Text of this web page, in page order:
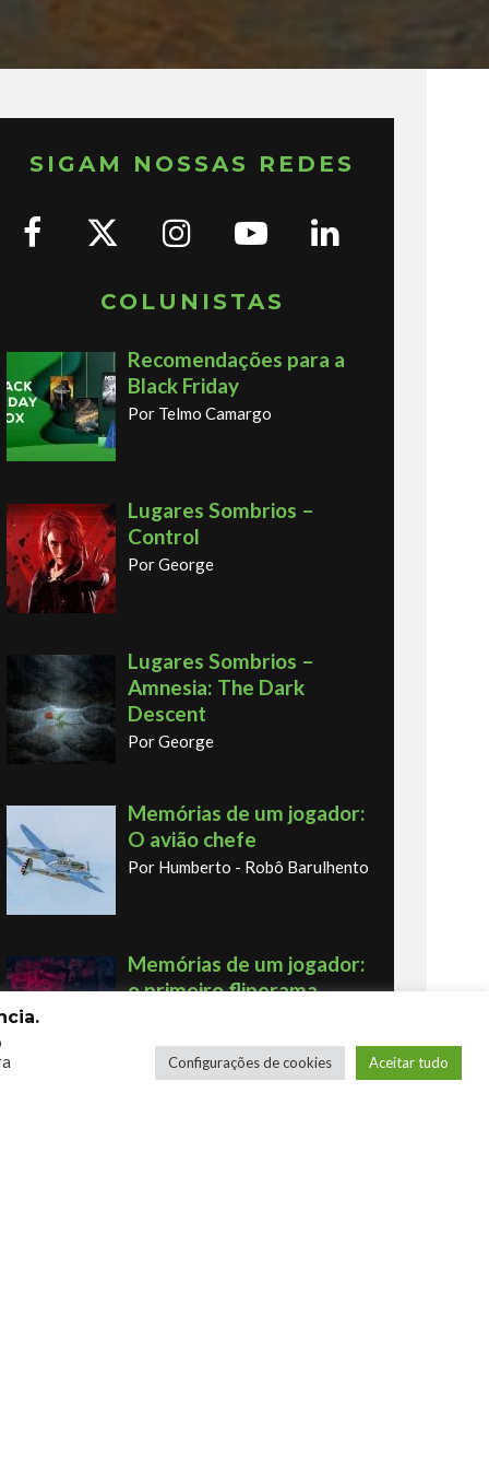
SIGAM NOSSAS REDES
COLUNISTAS
Recomendações para a
Black Friday
Por Telmo Camargo
Lugares Sombrios –
Control
Por George
Lugares Sombrios –
Amnesia: The Dark
Descent
Por George
Memórias de um jogador:
O avião chefe
Por Humberto - Robô Barulhento
Memórias de um jogador:
o primeiro fliperama
Configurações de cookies Aceitar tudo